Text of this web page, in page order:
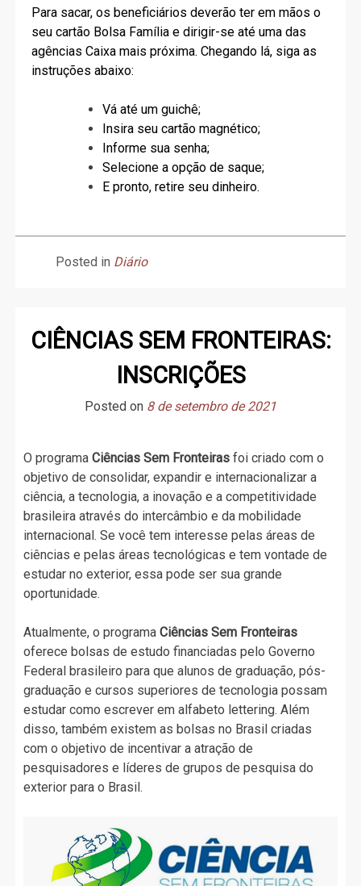
Para sacar, os beneficiários deverão ter em mãos o
seu cartão Bolsa Família e dirigir-se até uma das
agências Caixa mais próxima. Chegando lá, siga as
instruções abaixo:
Vá até um guichê;
Insira seu cartão magnético;
Informe sua senha;
Selecione a opção de saque;
E pronto, retire seu dinheiro.
Posted in Diário
CIÊNCIAS SEM FRONTEIRAS:
INSCRIÇÕES
Posted on 8 de setembro de 2021
O programaCiências Sem Fronteirasfoi criado com o
objetivo de consolidar, expandir e internacionalizar a
ciência, a tecnologia, a inovação e a competitividade
brasileira através do intercâmbio e da mobilidade
internacional. Se você tem interesse pelas áreas de
ciências e pelas áreas tecnológicas e tem vontade de
estudar no exterior, essa pode ser sua grande
oportunidade.
Atualmente, o programa Ciências Sem Fronteiras
oferece bolsas de estudo financiadas pelo Governo
Federal brasileiro para que alunos de graduação, pós-
graduação e cursos superiores de tecnologia possam
estudar como escrever em alfabeto lettering. Além
disso, também existem as bolsas no Brasil criadas
com o objetivo de incentivar a atração de
pesquisadores e líderes de grupos de pesquisa do
exterior para o Brasil.